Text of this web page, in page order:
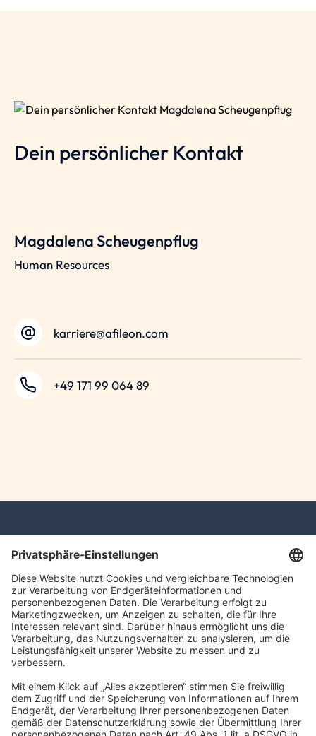
Dein persönlicher Kontakt
Magdalena Scheugenpflug
Human Resources
karriere@afileon.com
+49 171 99 064 89
Mertens Schabow Steuerberatung GmbH
Hans-Henny-Jahnn-Weg 41-45
22085 Hamburg
info@mertens-schabow.de
Impressum
Datenschutz